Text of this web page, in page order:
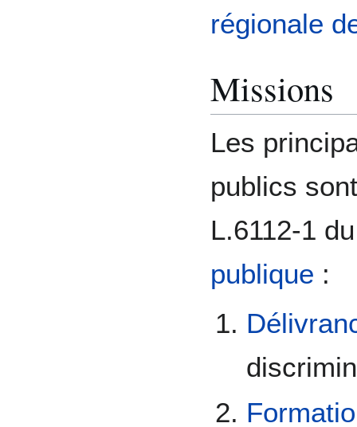
régionale
Missions
Les
publics
L.6112-1
publique :